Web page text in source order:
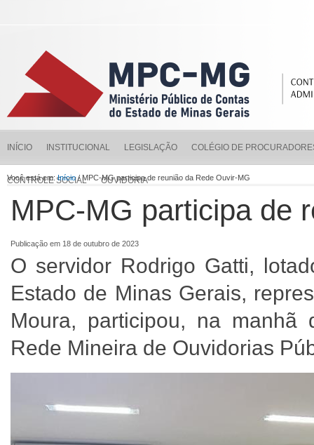
INÍCIO INSTITUCIONAL LEGISLAÇÃO COLÉGIO DE
CONTROLE SOCIAL OUVIDORIA
Você está em:Início/ MPC-MG participa de reunião da Rede Ouvir-MG
MPC-MG participa de
Publicação em 18 de outubro de 2023
O servidor Rodrigo Gatti,
Estado de Minas Gerais,
Moura, participou, na
Rede Mineira de Ouvidorias